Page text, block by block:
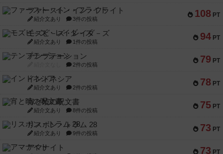
108 PT
ファースト・イン・フライト
紹介文あり 3件の投稿
94 PT
モズビ－ズ・レイダ－ズ
紹介文あり 1件の投稿
79 PT
テンプテーション
2件の投稿
78 PT
インドネシア
紹介文あり 2件の投稿
75 PT
宵と暁の呪文書
紹介文あり 8件の投稿
73 PT
リスボン・トラム 28
紹介文あり 9件の投稿
73 PT
アマナイト